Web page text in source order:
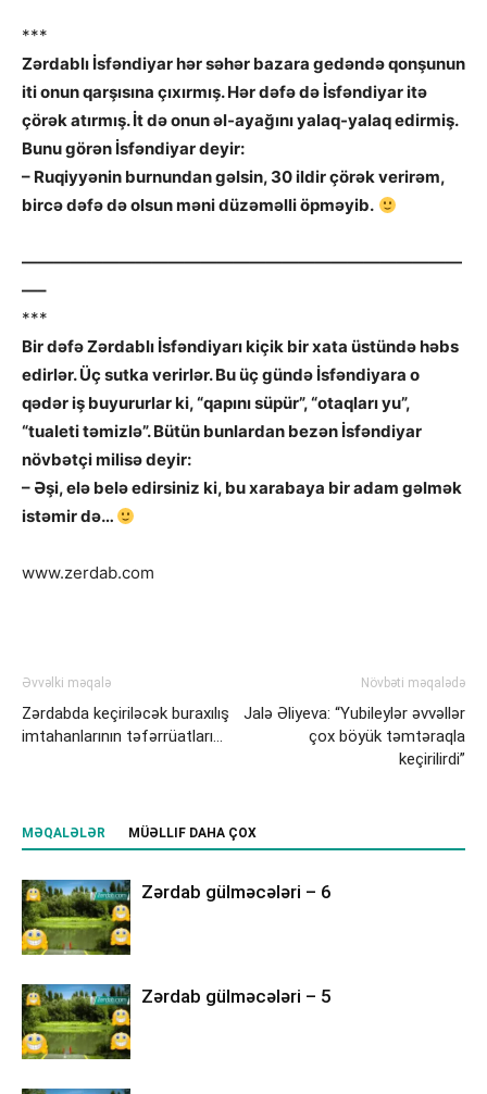
***
Zərdablı İsfəndiyar hər səhər bazara gedəndə qonşunun
iti onun qarşısına çıxırmış. Hər dəfə də İsfəndiyar itə
çörək atırmış. İt də onun əl-ayağını yalaq-yalaq edirmiş.
Bunu görən İsfəndiyar deyir:
– Ruqiyyənin burnundan gəlsin, 30 ildir çörək verirəm,
bircə dəfə də olsun məni düzəməlli öpməyib.
———————————————————————————
—–
***
Bir dəfə Zərdablı İsfəndiyarı kiçik bir xata üstündə həbs
edirlər. Üç sutka verirlər. Bu üç gündə İsfəndiyara o
qədər iş buyururlar ki, “qapını süpür”, “otaqları yu”,
“tualeti təmizlə”. Bütün bunlardan bezən İsfəndiyar
növbətçi milisə deyir:
– Əşi, elə belə edirsiniz ki, bu xarabaya bir adam gəlmək
istəmir də…
www.zerdab.com
Əvvəlki məqalə
Zərdabda keçiriləcək buraxılış
imtahanlarının təfərrüatları…
Növbəti məqalədə
Jalə Əliyeva: “Yubileylər əvvəllər
çox böyük təmtəraqla
keçirilirdi”
MƏQALƏLƏR MÜƏLLIF DAHA ÇOX
Zərdab gülməcələri – 6
Zərdab gülməcələri – 5